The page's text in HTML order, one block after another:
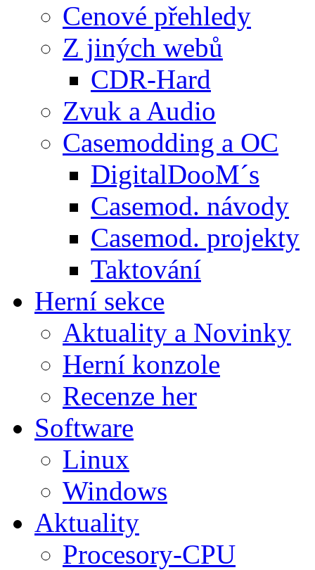
Cenové přehledy
Z jiných webů
CDR-Hard
Zvuk a Audio
Casemodding a OC
DigitalDooM´s
Casemod. návody
Casemod. projekty
Taktování
Herní sekce
Aktuality a Novinky
Herní konzole
Recenze her
Software
Linux
Windows
Aktuality
Procesory-CPU